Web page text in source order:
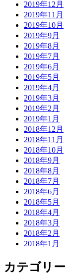
2019年12月
2019年11月
2019年10月
2019年9月
2019年8月
2019年7月
2019年6月
2019年5月
2019年4月
2019年3月
2019年2月
2019年1月
2018年12月
2018年11月
2018年10月
2018年9月
2018年8月
2018年7月
2018年6月
2018年5月
2018年4月
2018年3月
2018年2月
2018年1月
カテゴリー